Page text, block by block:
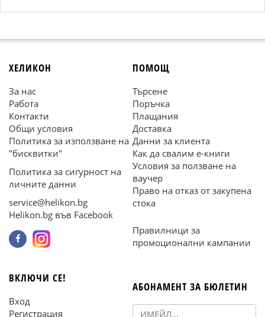
ХЕЛИКОН
За нас
Работа
Контакти
Общи условия
Политика за използване на
"бисквитки"
Политика за сигурност на
личните данни
service@helikon.bg
Helikon.bg във Facebook
ПОМОЩ
Търсене
Поръчка
Плащания
Доставка
Данни за клиента
Как да свалим е-книги
Условия за ползване на
ваучер
Право на отказ от закупена
стока
Правилници за
промоционални кампании
ВКЛЮЧИ СЕ!
Вход
Регистрация
АБОНАМЕНТ ЗА БЮЛЕТИН